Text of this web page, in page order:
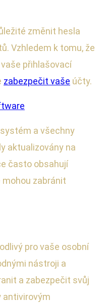
změnit hesla
Vzhledem k tomu, že
přihlašovací
zabezpečit vaše účty.
a všechny
aktualizovány na
často obsahují
zabránit
pro vaše osobní
nástroji a
a zabezpečit svůj
antivirovým